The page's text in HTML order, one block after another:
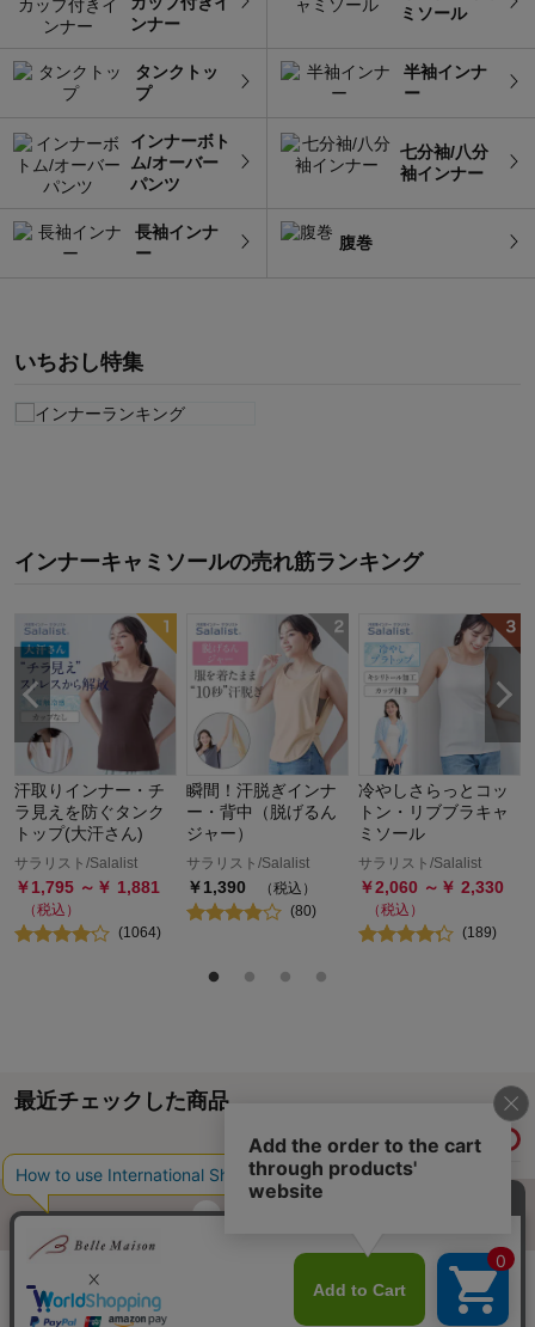
ンナー
ミソール
タンクトッ
プ
半袖インナ
ー
インナーボト
ム/オーバー
パンツ
七分袖/八分
袖インナー
長袖インナ
ー
腹巻
いちおし特集
インナーキャミソールの売れ筋ランキング
汗取りインナー・チ
ラ見えを防ぐタンク
トップ(大汗さん)
サラリスト/Salalist
￥1,795 ～￥ 1,881
（税込）
(1064)
瞬間！汗脱ぎインナ
ー・背中（脱げるん
ジャー）
サラリスト/Salalist
￥1,390
（税込）
(80)
冷やしさらっとコッ
トン・リブブラキャ
ミソール
サラリスト/Salalist
￥2,060 ～￥ 2,330
（税込）
(189)
最近チェックした商品
履歴情報を残す
ご利用ガイド・お知らせ ご利用規約